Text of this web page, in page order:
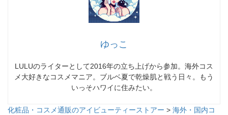
ゆっこ
LULUのライターとして2016年の立ち上げから参加。海外コス
メ大好きなコスメマニア。ブルベ夏で乾燥肌と戦う日々。もう
いっそハワイに住みたい。
化粧品・コスメ通販のアイビューティーストアー > 海外・国内コ